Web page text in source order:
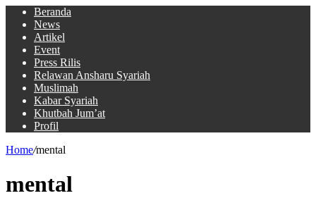
Beranda
News
Artikel
Event
Press Rilis
Relawan Ansharu Syariah
Muslimah
Kabar Syariah
Khutbah Jum’at
Profil
Home/mental
mental